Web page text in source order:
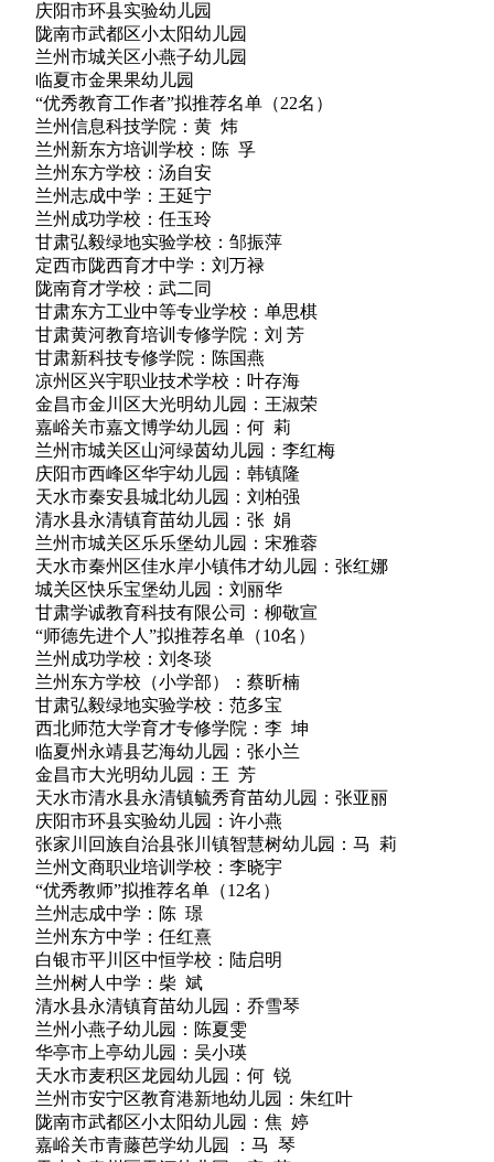
庆阳市环县实验幼儿园
陇南市武都区小太阳幼儿园
兰州市城关区小燕子幼儿园
临夏市金果果幼儿园
“优秀教育工作者”拟推荐名单（22名）
兰州信息科技学院：黄 炜
兰州新东方培训学校：陈 孚
兰州东方学校：汤自安
兰州志成中学：王延宁
兰州成功学校：任玉玲
甘肃弘毅绿地实验学校：邹振萍
定西市陇西育才中学：刘万禄
陇南育才学校：武二同
甘肃东方工业中等专业学校：单思棋
甘肃黄河教育培训专修学院：刘 芳
甘肃新科技专修学院：陈国燕
凉州区兴宇职业技术学校：叶存海
金昌市金川区大光明幼儿园：王淑荣
嘉峪关市嘉文博学幼儿园：何 莉
兰州市城关区山河绿茵幼儿园：李红梅
庆阳市西峰区华宇幼儿园：韩镇隆
天水市秦安县城北幼儿园：刘柏强
清水县永清镇育苗幼儿园：张 娟
兰州市城关区乐乐堡幼儿园：宋雅蓉
天水市秦州区佳水岸小镇伟才幼儿园：张红娜
城关区快乐宝堡幼儿园：刘丽华
甘肃学诚教育科技有限公司：柳敬宣
“师德先进个人”拟推荐名单（10名）
兰州成功学校：刘冬琰
兰州东方学校（小学部）：蔡昕楠
甘肃弘毅绿地实验学校：范多宝
西北师范大学育才专修学院：李 坤
临夏州永靖县艺海幼儿园：张小兰
金昌市大光明幼儿园：王 芳
天水市清水县永清镇毓秀育苗幼儿园：张亚丽
庆阳市环县实验幼儿园：许小燕
张家川回族自治县张川镇智慧树幼儿园：马 莉
兰州文商职业培训学校：李晓宇
“优秀教师”拟推荐名单（12名）
兰州志成中学：陈 璟
兰州东方中学：任红熹
白银市平川区中恒学校：陆启明
兰州树人中学：柴 斌
清水县永清镇育苗幼儿园：乔雪琴
兰州小燕子幼儿园：陈夏雯
华亭市上亭幼儿园：吴小瑛
天水市麦积区龙园幼儿园：何 锐
兰州市安宁区教育港新地幼儿园：朱红叶
陇南市武都区小太阳幼儿园：焦 婷
嘉峪关市青藤芭学幼儿园 ：马 琴